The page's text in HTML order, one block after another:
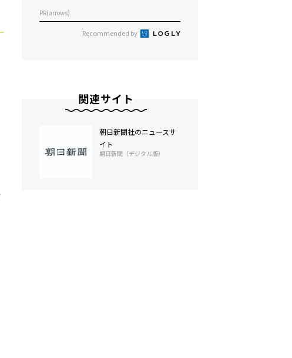
PR(arrows)
Recommended by
関連サイト
朝日新聞社のニュースサ
イト
朝日新聞（デジタル版）